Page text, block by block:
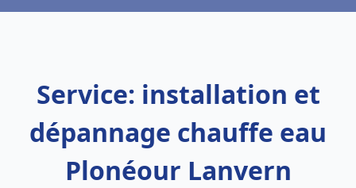
Service: installation et
dépannage chauffe eau
Plonéour Lanvern